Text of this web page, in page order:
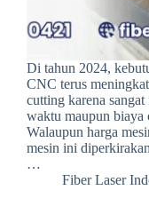
Di tahun 2024,
CNC terus
cutting karena
waktu maupun biaya
Walaupun harga
mesin ini
…
Fiber Laser